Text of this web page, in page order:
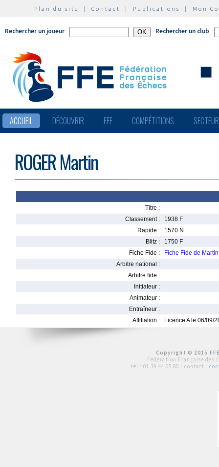
Plan du site | Contact | Publications | Mon
Rechercher un joueur Rechercher un club
ACCUEIL DÉCOUVRIR FFE COMPÉTITIONS
ROGER Martin
Titre :
Classement :
1938 F
Rapide :
1570 N
Blitz :
1750 F
Fiche Fide :
Fiche Fide de
Arbitre national :
Arbitre fide :
Initiateur :
Animateur :
Entraîneur :
Affiliation :
Licence A le 06/09/
Copyright © 2015
Fédération Française des
tél : 01 39 44 65 80 | contact :